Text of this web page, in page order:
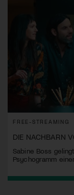
FREE-STREAMING
DIE NACHBARN
Sabine Boss
Psychogramm